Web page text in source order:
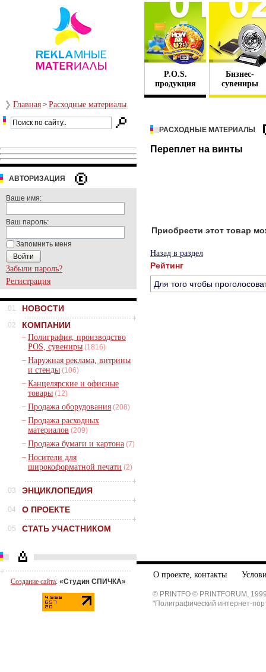
P.O.S.
продукция
Бизнес-
сувениры
Главная > Расходные материалы
АВТОРИЗАЦИЯ
Ваше имя:
Ваш пароль:
Запомнить меня
Забыли пароль?
Регистрация
.01 НОВОСТИ
.02 КОМПАНИИ
– Полиграфия, производство
POS, сувениры (1816)
– Наружная реклама, витрины
и стенды (106)
– Канцелярские и офисные
товары (12)
– Продажа оборудования (208)
– Продажа расходных
материалов (209)
– Продажа бумаги и картона (7)
– Носители для
широкоформатной печати (2)
.03 ЭНЦИКЛОПЕДИЯ
.04 О ПРОЕКТЕ
.05 СТАТЬ УЧАСТНИКОМ
Создание сайта: «Студия СПИЧКА»
РАСХОДНЫЕ МАТЕРИАЛЫ
Переплет на винты
Приобрести этот товар
Назад в раздел
Рейтинг
Для того чтобы
О проекте, контакты
© PRINTFO © PRINTFORUM,
"Полиграфический интернет-